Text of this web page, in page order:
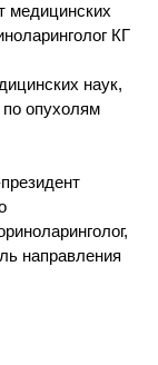
КГ
наук,
опухолям
направления